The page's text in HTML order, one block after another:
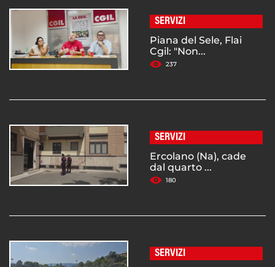
SERVIZI
Piana del Sele, Flai
Cgil: "Non...
237
SERVIZI
Ercolano (Na), cade
dal quarto ...
180
SERVIZI